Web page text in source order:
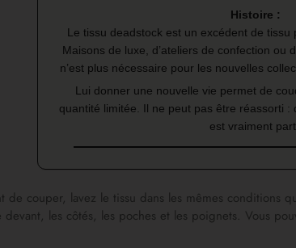
Histoire :
Le tissu deadstock est un excédent de
Maisons de luxe, d’ateliers de confection ou
n’est plus nécessaire pour les nouvelles
Lui donner une nouvelle vie permet de
quantité limitée. Il ne peut pas être réassorti :
est vraiment
de couper, lavez le tissu dans les mêmes conditions
les côtés, les poches et les poignets. Vous